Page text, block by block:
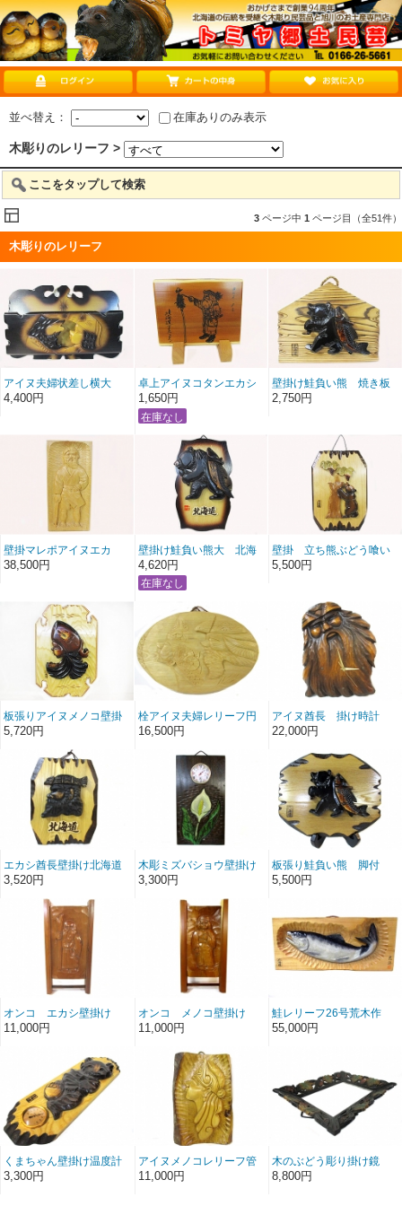
並べ替え： 在庫ありのみ表示
木彫りのレリーフ >
ここをタップして検索
3 ページ中 1 ページ目（全51件）
木彫りのレリーフ
アイヌ夫婦状差し横大
4,400円
卓上アイヌコタンエカシ
ミニ額スタンド
1,650円
壁掛け鮭負い熊 焼き板
2,750円
壁掛マレポアイヌエカ
シ 漁
38,500円
壁掛け鮭負い熊大 北海
道
4,620円
壁掛 立ち熊ぶどう喰い
5,500円
板張りアイヌメノコ壁掛
け
5,720円
栓アイヌ夫婦レリーフ円
盤型
16,500円
アイヌ酋長 掛け時計
22,000円
エカシ酋長壁掛け北海道
3,520円
木彫ミズバショウ壁掛け
温度計
3,300円
板張り鮭負い熊 脚付
5,500円
オンコ エカシ壁掛け
（〇〇掛け）
11,000円
オンコ メノコ壁掛け
（〇〇掛け）
11,000円
鮭レリーフ26号荒木作
55,000円
くまちゃん壁掛け温度計
3,300円
アイヌメノコレリーフ管
原作
11,000円
木のぶどう彫り掛け鏡
8,800円